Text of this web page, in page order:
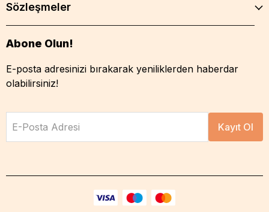
Sözleşmeler
Abone Olun!
E-posta adresinizi bırakarak yeniliklerden haberdar
olabilirsiniz!
E-Posta Adresi Kayıt Ol